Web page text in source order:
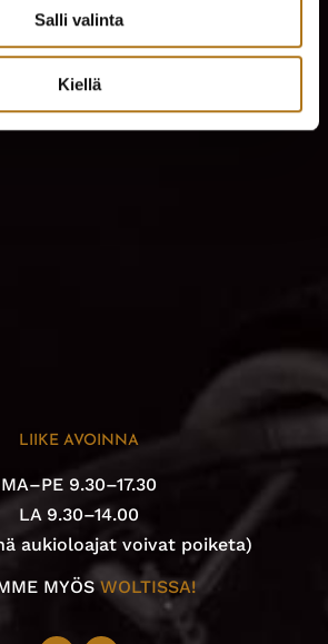
Salli valinta
Kiellä
LIIKE AVOINNA
MA–PE 9.30–17.30
LA 9.30–14.00
aukioloajat voivat poiketa)
MYÖSWOLTISSA!